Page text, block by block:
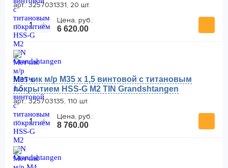
арт.: 3257031331, 20 шт.
− +
Цена, руб.:
6 620.00
Метчик м/р М35 х 1,5 винтовой с титановым
покрытием HSS-G M2 TIN Grandshtangen
арт.: 325703135, 110 шт.
− +
Цена, руб.:
8 760.00